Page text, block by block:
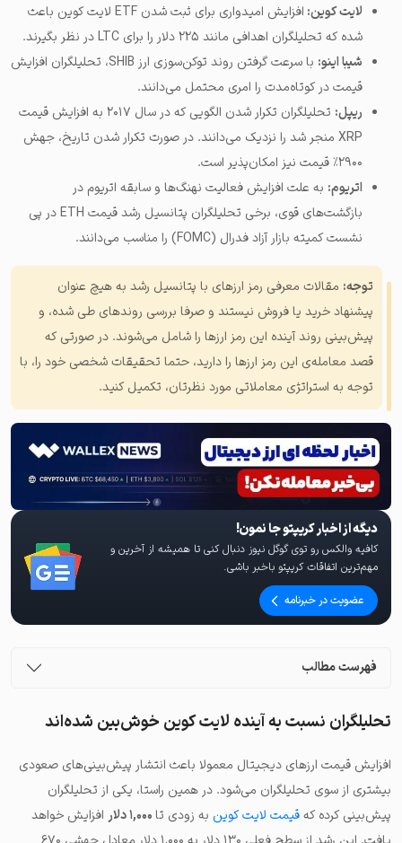
لایت کوین:
افزایش امیدواری برای ثبت شدن ETF لایت کوین باعث
شده که تحلیلگران اهدافی مانند ۲۲۵ دلار را برای LTC در نظر بگیرند.
شیبا اینو:
با سرعت گرفتن روند توکن‌سوزی ارز SHIB، تحلیلگران افزایش
قیمت در کوتاه‌مدت را امری محتمل می‌دانند.
ریپل:
تحلیلگران تکرار شدن الگویی که در سال ۲۰۱۷ به افزایش قیمت
XRP منجر شد را نزدیک می‌دانند. در صورت تکرار شدن تاریخ، جهش
۲۹۰۰٪ قیمت نیز امکان‌پذیر است.
اتریوم: به علت افزایش فعالیت نهنگ‌ها و سابقه اتریوم در
بازگشت‌های قوی، برخی تحلیلگران پتانسیل رشد قیمت ETH در پی
نشست کمیته بازار آزاد فدرال (FOMC) را مناسب می‌دانند.
توجه: مقالات معرفی رمز ارزهای با پتانسیل رشد به هیچ عنوان
پیشنهاد خرید یا فروش نیستند و صرفا بررسی روندهای طی شده، و
پیش‌بینی روند آینده این رمز ارزها را شامل می‌شوند. در صورتی که
قصد معامله‌ی این رمز ارزها را دارید، حتما تحقیقات شخصی خود را، با
توجه به استراتژی معاملاتی مورد نظرتان، تکمیل کنید.
دیگه از اخبار کریپتو جا نمون!
کافیه والکس رو توی گوگل نیوز دنبال کنی تا همیشه از آخرین و
مهم‌ترین اتفاقات کریپتو باخبر باشی.
عضویت در خبرنامه
فهرست مطالب
تحلیلگران نسبت به آینده لایت کوین خوش‌بین شده‌اند
افزایش قیمت ارزهای دیجیتال معمولا باعث انتشار پیش‌بینی‌های صعودی
بیشتری از سوی تحلیلگران می‌شود. در همین راستا، یکی از تحلیلگران
پیش‌بینی کرده کهقیمت لایت کوین به زودی تا
افزایش خواهد